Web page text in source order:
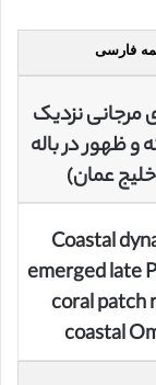
فارسی
مرجانی نزدیک
ظهور در باله
عمان)
Coastal
emerged late
coral patch
coastal